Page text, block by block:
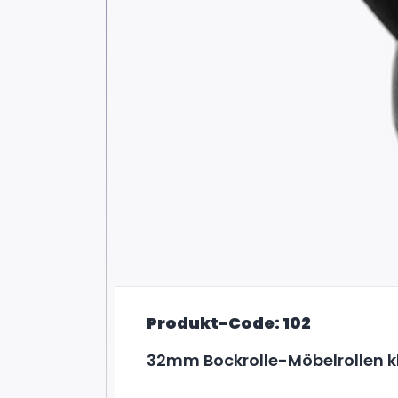
Produkt-Code: 102
32mm Bockrolle-Möbelrollen